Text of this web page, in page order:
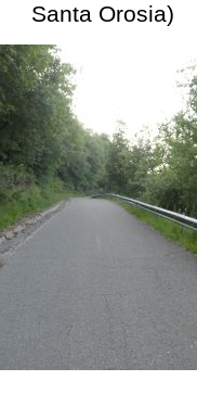
Santa Orosia)